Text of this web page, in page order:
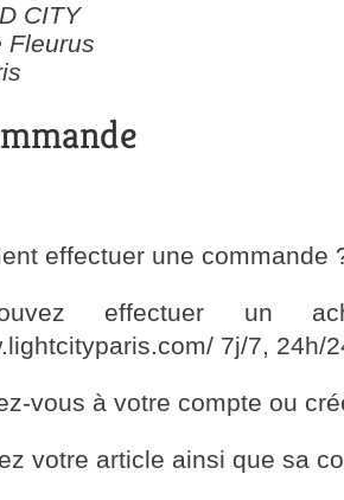
CITY
Fleurus
effectuer une commande
effectuer un
7j/7, 24h/
vous à votre compte ou
votre article ainsi que sa